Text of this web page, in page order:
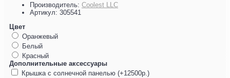
Производитель: Coolest LLC
Артикул: 305541
Цвет
Оранжевый
Белый
Красный
Дополнительные аксессуары
Крышка с солнечной панелью (+12500р.)